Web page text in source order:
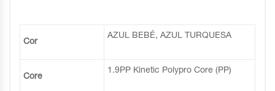
Cor
AZUL BEBÉ, AZUL TURQUESA
Core
1.9PP Kinetic Polypro Core (PP)